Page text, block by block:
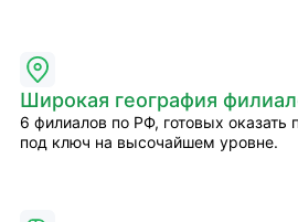
Широкая география
6 филиалов по РФ, готовых оказать
под ключ на высочайшем уровне.